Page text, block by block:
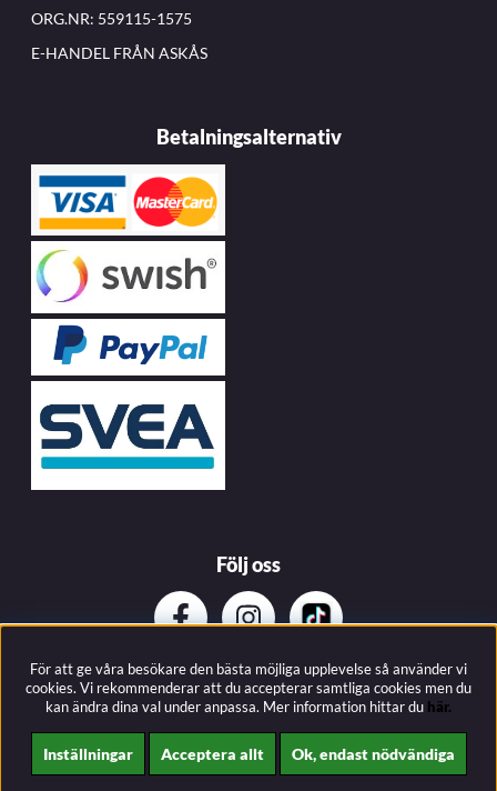
ORG.NR: 559115-1575
E-HANDEL FRÅN ASKÅS
Betalningsalternativ
Följ oss
Prenumerera på vårat nyhetsbrev
För att ge våra besökare den bästa möjliga upplevelse så använder vi
cookies. Vi rekommenderar att du accepterar samtliga cookies men du
kan ändra dina val under anpassa. Mer information hittar du här.
Inställningar Acceptera allt Ok, endast nödvändiga